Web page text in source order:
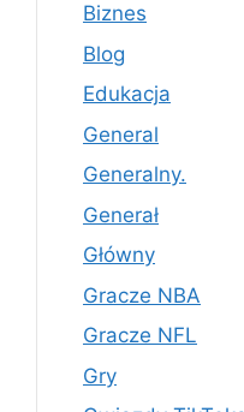
Biznes
Blog
Edukacja
General
Generalny.
Generał
Główny
Gracze NBA
Gracze NFL
Gry